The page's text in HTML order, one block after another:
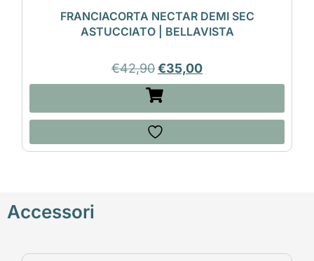
FRANCIACORTA NECTAR DEMI SEC
ASTUCCIATO | BELLAVISTA
€42,90€35,00
Accessori